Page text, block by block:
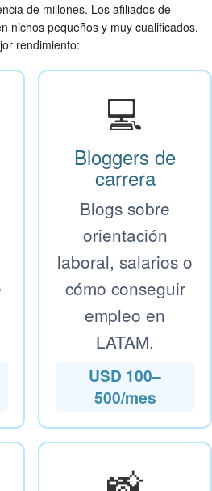
de millones. Los afiliados de
nichos pequeños y muy cualificados.
rendimiento:
💻
Bloggers de
carrera
Blogs sobre
orientación
laboral, salarios o
cómo conseguir
empleo en
LATAM.
USD 100–
500/mes